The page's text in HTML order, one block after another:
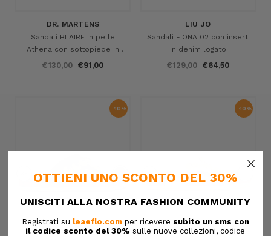
DR. MARTENS
Sandali BLAIRE in pelle
Athena con sottopiede in
memory SoftWair
€130,00 €91,00
LIU JO
Sandali FIONA 02 con inserti
in denim logato
€129,00 €64,50
-40% -40%
38
×